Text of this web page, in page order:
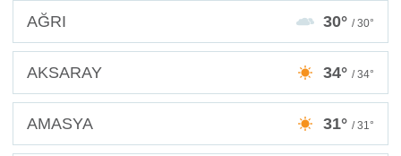
AĞRI 30° / 30°
AKSARAY 34° / 34°
AMASYA 31° / 31°